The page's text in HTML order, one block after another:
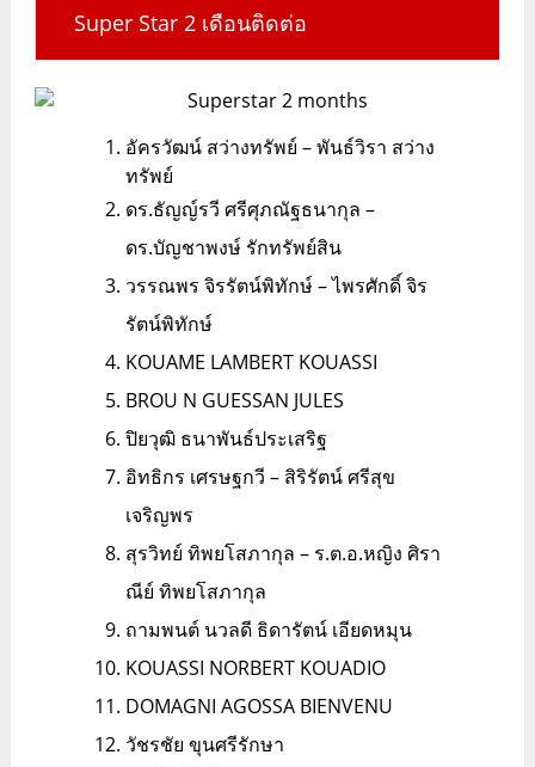
Super Star 2 เดือนติดต่อ
อัครวัฒน์ สว่างทรัพย์ – พันธ์วิรา สว่าง
ทรัพย์
ดร.ธัญญ์รวี ศรีศุภณัฐธนากุล –
ดร.บัญชาพงษ์ รักทรัพย์สิน
วรรณพร จิรรัตน์พิทักษ์ – ไพรศักดิ์ จิร
รัตน์พิทักษ์
KOUAME LAMBERT KOUASSI
BROU N GUESSAN JULES
ปิยวุฒิ ธนาพันธ์ประเสริฐ
อิทธิกร เศรษฐกวี – สิริรัตน์ ศรีสุข
เจริญพร
สุรวิทย์ ทิพยโสภากุล – ร.ต.อ.หญิง ศิรา
ณีย์ ทิพยโสภากุล
ถามพนต์ นวลดี ธิดารัตน์ เอียดหมุน
KOUASSI NORBERT KOUADIO
DOMAGNI AGOSSA BIENVENU
วัชรชัย ขุนศรีรักษา